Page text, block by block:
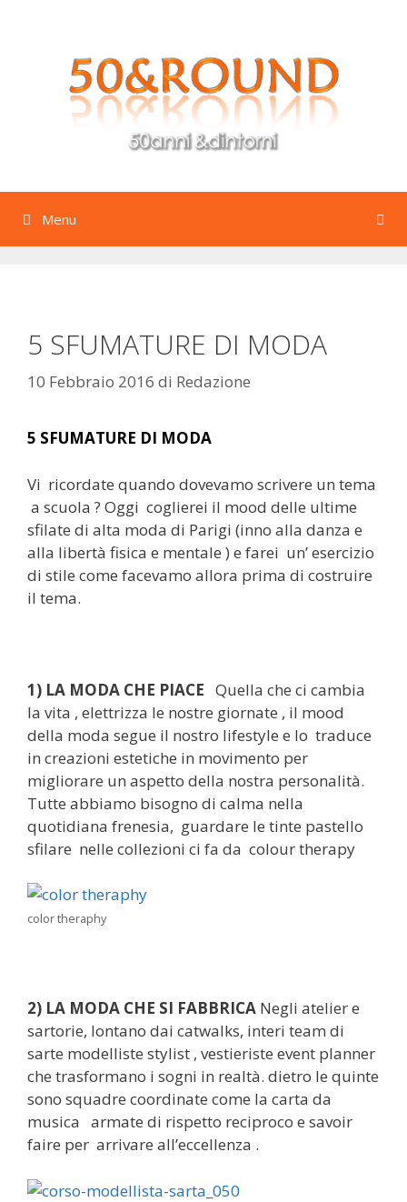
Menu
5 SFUMATURE DI MODA
10 Febbraio 2016 di Redazione
5 SFUMATURE DI MODA
Vi ricordate quando dovevamo scrivere un tema
a scuola ? Oggi coglierei il mood delle ultime
sfilate di alta moda di Parigi (inno alla danza e
alla libertà fisica e mentale ) e farei un’ esercizio
di stile come facevamo allora prima di costruire
il tema.
1) LA MODA CHE PIACE Quella che ci cambia
la vita , elettrizza le nostre giornate , il mood
della moda segue il nostro lifestyle e lo traduce
in creazioni estetiche in movimento per
migliorare un aspetto della nostra personalità.
Tutte abbiamo bisogno di calma nella
quotidiana frenesia, guardare le tinte pastello
sfilare nelle collezioni ci fa da colour therapy
color theraphy
2) LA MODA CHE SI FABBRICA Negli atelier e
sartorie, lontano dai catwalks, interi team di
sarte modelliste stylist , vestieriste event planner
che trasformano i sogni in realtà. dietro le quinte
sono squadre coordinate come la carta da
musica armate di rispetto reciproco e savoir
faire per arrivare all’eccellenza .